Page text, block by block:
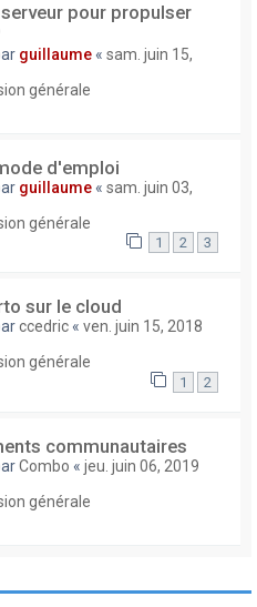
pour propulser
guillaume « sam. juin 15,
générale
d'emploi
guillaume « sam. juin 03,
générale
1 2 3
sur le cloud
ccedric « ven. juin 15, 2018
générale
1 2
communautaires
Combo « jeu. juin 06, 2019
générale